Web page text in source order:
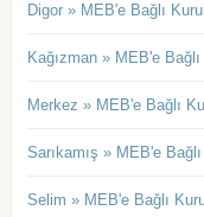
Digor » MEB'e Bağlı
Kağızman » MEB'e
Merkez » MEB'e Bağlı
Sarıkamış » MEB'e
Selim » MEB'e Bağlı